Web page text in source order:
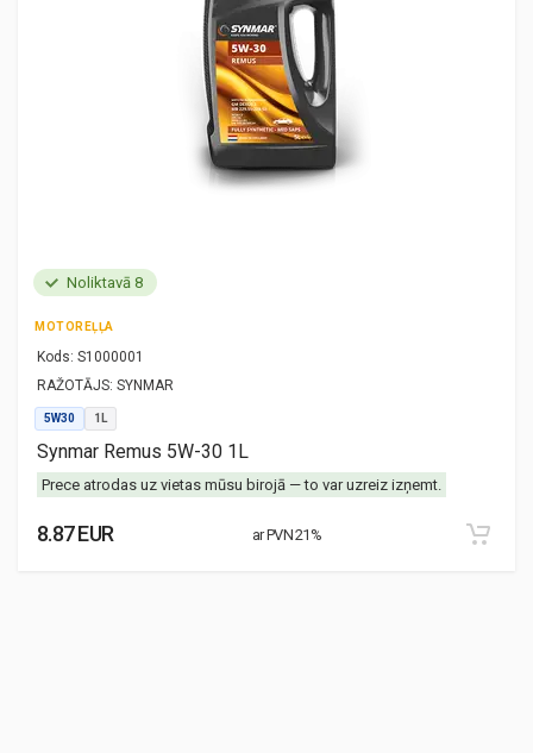
Noliktavā 8
MOTOREĻĻA
Kods: S1000001
RAŽOTĀJS: SYNMAR
5W30 1L
Synmar Remus 5W-30 1L
Prece atrodas uz vietas mūsu birojā — to var uzreiz izņemt.
8.87 EUR ar PVN 21%